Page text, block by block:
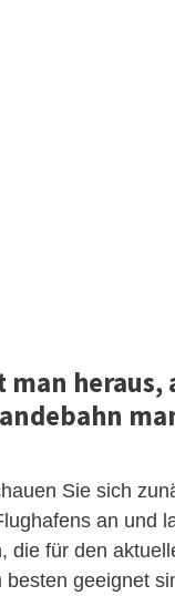
man heraus,
Sie sich
an und
die für den
besten geeignet